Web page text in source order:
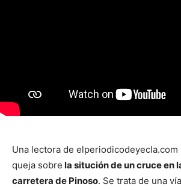
Una lectora de elperiodicodeyecla.com
queja sobre la situción de un cruce en
carretera de Pinoso. Se trata de una